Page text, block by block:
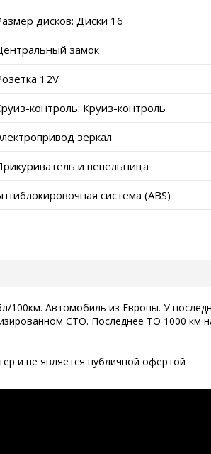
дисков: Диски 16
замок
12V
контроль: Круиз-контроль
зеркал
и пепельница
система (ABS)
100км. Автомобиль из Европы. У
СТО. Последнее ТО 1000 км
и не является публичной офертой